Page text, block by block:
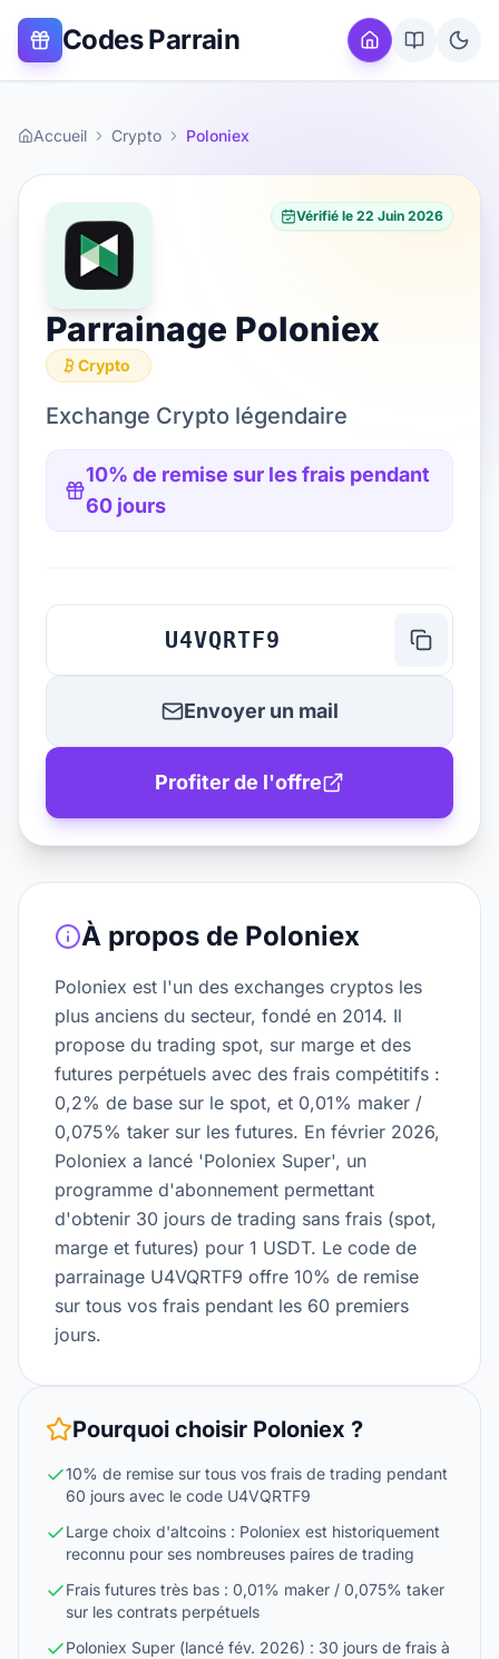
Codes Parrain
Accueil Crypto Poloniex
Vérifié le 22 Juin 2026
Parrainage Poloniex
Crypto
Exchange Crypto légendaire
10% de remise sur les frais pendant
60 jours
U4VQRTF9
Envoyer un mail
Profiter de l'offre
À propos de Poloniex
Poloniex est l'un des exchanges cryptos les
plus anciens du secteur, fondé en 2014. Il
propose du trading spot, sur marge et des
futures perpétuels avec des frais compétitifs :
0,2% de base sur le spot, et 0,01% maker /
0,075% taker sur les futures. En février 2026,
Poloniex a lancé 'Poloniex Super', un
programme d'abonnement permettant
d'obtenir 30 jours de trading sans frais (spot,
marge et futures) pour 1 USDT. Le code de
parrainage U4VQRTF9 offre 10% de remise
sur tous vos frais pendant les 60 premiers
jours.
Pourquoi choisir Poloniex ?
10% de remise sur tous vos frais de trading pendant
60 jours avec le code U4VQRTF9
Large choix d'altcoins : Poloniex est historiquement
reconnu pour ses nombreuses paires de trading
Frais futures très bas : 0,01% maker / 0,075% taker
sur les contrats perpétuels
Poloniex Super (lancé fév. 2026) : 30 jours de frais à